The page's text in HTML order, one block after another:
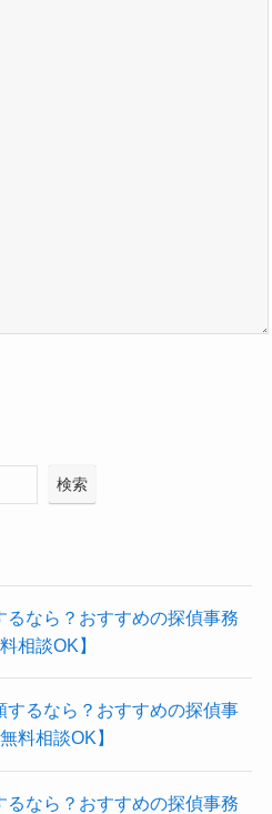
検索
なら？おすすめの探偵事務
相談OK】
するなら？おすすめの探偵事
料相談OK】
なら？おすすめの探偵事務